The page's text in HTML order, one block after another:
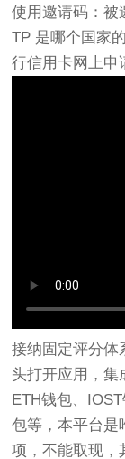
使用邀请码：被
TP 是哪个国家
行信用卡网上申
接纳固定评分体
头打开应用，集
ETH钱包、
包等，本平台是
项，不能取现，